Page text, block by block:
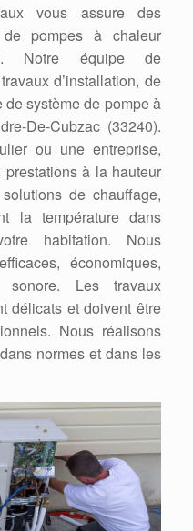
vous assure des
pompes à chaleur
Notre équipe de
d’installation, de
système de pompe à
De-Cubzac (33240).
ou une entreprise,
à la hauteur
de chauffage,
la température dans
habitation. Nous
économiques,
sonore. Les travaux
délicats et doivent être
Nous réalisons
normes et dans les